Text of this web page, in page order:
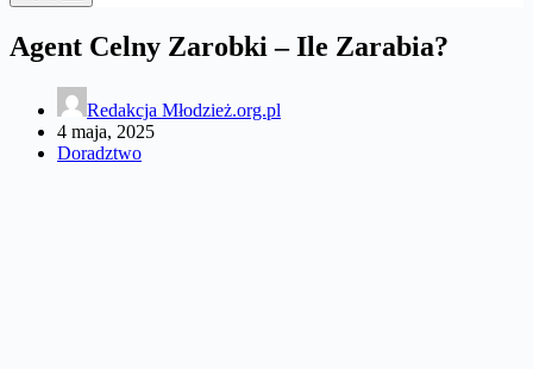
Agent Celny Zarobki – Ile Zarabia?
Redakcja Młodzież.org.pl
4 maja, 2025
Doradztwo